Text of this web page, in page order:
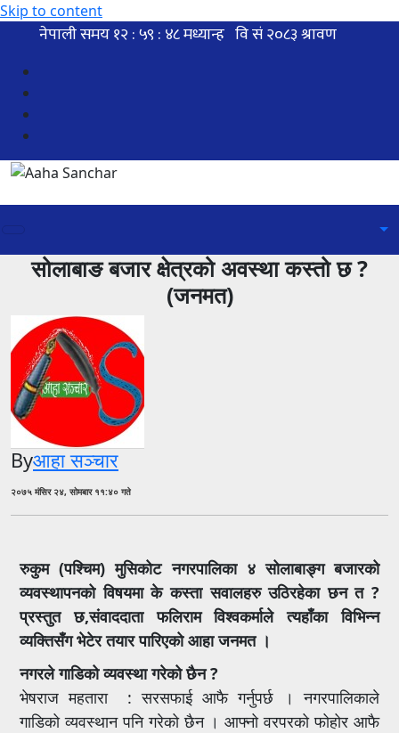
Skip to content
सोलाबाङ बजार क्षेत्रको अवस्था कस्तो छ ?
(जनमत)
Byआहा सञ्चार
२०७५ मंसिर २४, सोमबार ११:४० गते
रुकुम (पश्चिम) मुसिकोट नगरपालिका ४ सोलाबाङ्ग बजारको
व्यवस्थापनको विषयमा के कस्ता सवालहरु उठिरहेका छन त ?
प्रस्तुत छ,संवाददाता फलिराम विश्वकर्माले त्यहाँका विभिन्न
व्यक्तिसँग भेटेर तयार पारिएको आहा जनमत ।
नगरले गाडिको व्यवस्था गरेको छैन ?
भेषराज महतारा : सरसफाई आफै गर्नुपर्छ । नगरपालिकाले
गाडिको व्यवस्थान पनि गरेको छैन । आफ्नो वरपरको फोहोर आफै